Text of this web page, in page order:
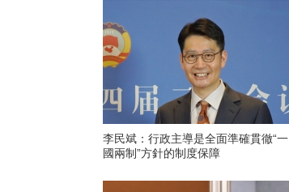
李民斌：行政主導是全面準確貫徹“一
國兩制”方針的制度保障